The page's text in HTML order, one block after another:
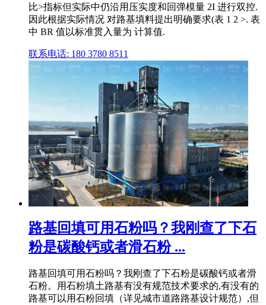
比>指标但实际中仍沿用压实度和回弹模量 2I 进行双控.
因此根据实际情况 对路基填料提出明确要求(表 1 2 >. 表
中 BR 值以标准贯入量为 计算值.
联系电话: 180 3780 8511
路基回填可用石粉吗？我刚查了下石
粉是碳酸钙或者滑石粉 ...
路基回填可用石粉吗？我刚查了下石粉是碳酸钙或者滑
石粉。用石粉填土路基有没有规范技术要求的,有没有的
路基可以用石粉回填（详见城市道路路基设计规范）,但